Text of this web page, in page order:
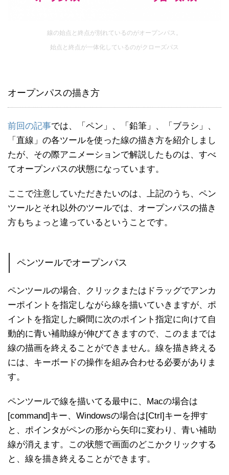
線の始点と終点が別れているのがオープンパス。
始点と終点が一体化しているのがクローズパス
オープンパスの描き方
前回の記事では、「ペン」、「鉛筆」、「ブラシ」、
「直線」の各ツールを使った線の描き方を紹介しまし
たが、その際アニメーションで解説したものは、すべ
てオープンパスの状態になっています。
ここで注意していただきたいのは、上記のうち、ペン
ツールとそれ以外のツールでは、オープンパスの描き
方もちょっと違っているということです。
ペンツールでオープンパス
ペンツールの場合、クリックまたはドラッグでアンカ
ーポイントを指定しながら線を描いていきますが、ポ
イントを指定した瞬間に次のポイント指定に向けて自
動的に青い補助線が伸びてきますので、このままでは
線の描画を終えることができません。線を描き終える
には、キーボードの操作を組み合わせる必要がありま
す。
ペンツールで線を描いてる最中に、Macの場合は
[command]キー、Windowsの場合は[Ctrl]キーを押す
と、ポインタがペンの形から矢印に変わり、青い補助
線が消えます。この状態で画面のどこかクリックする
と、線を描き終えることができます。